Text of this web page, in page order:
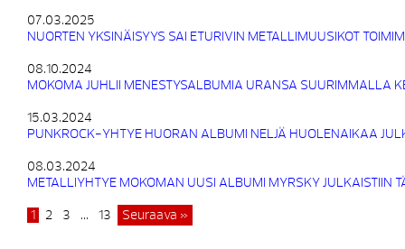
07.03.2025
NUORTEN YKSINÄISYYS SAI ETURIVIN METALLIMUUSIKOT
08.10.2024
MOKOMA JUHLII MENESTYSALBUMIA URANSA SUURIMMALLA
15.03.2024
PUNKROCK-YHTYE HUORAN ALBUMI NELJÄ HUOLENAIKAA
08.03.2024
METALLIYHTYE MOKOMAN UUSI ALBUMI MYRSKY JULKAISTIIN
1 2 3 … 13 Seuraava »